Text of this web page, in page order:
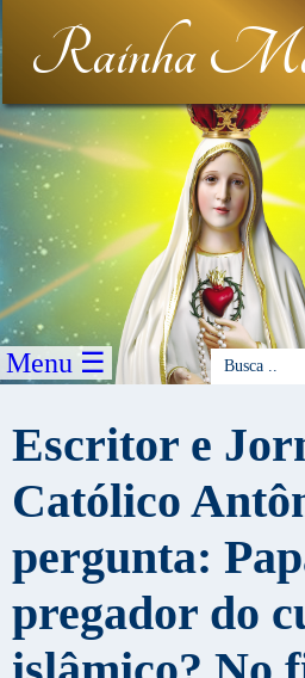
Rainha
Menu ☰
Escritor e
Católico
pergunta:
pregador do